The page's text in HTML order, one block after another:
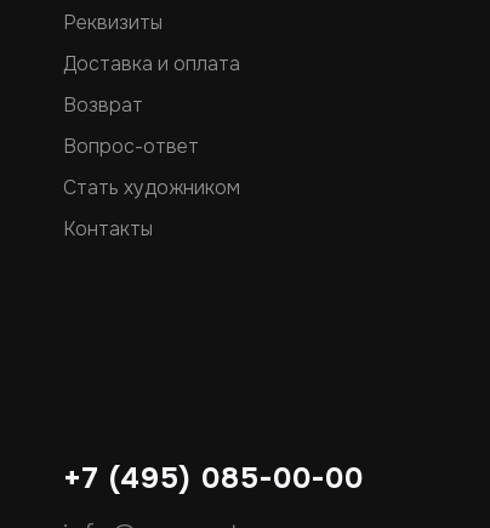
Реквизиты
Доставка и оплата
Возврат
Вопрос-ответ
Стать художником
Контакты
+7 (495) 085-00-00